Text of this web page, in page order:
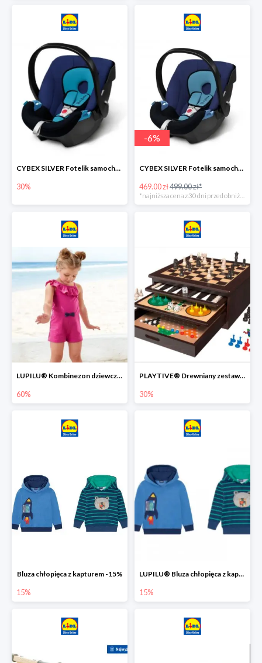
CYBEX SILVER Fotelik samochodowy -30%
30%
-6%
CYBEX SILVER Fotelik samochodowy + dostawa gratis!
469.00 zł499.00 zł*
*najniższa cena z 30 dni przed obniżką
LUPILU® Kombinezon dziewczęcy z bawełny
60%
PLAYTIVE® Drewniany zestaw gier 10 w 1
30%
Bluza chłopięca z kapturem -15%
15%
LUPILU® Bluza chłopięca z kapturem
15%